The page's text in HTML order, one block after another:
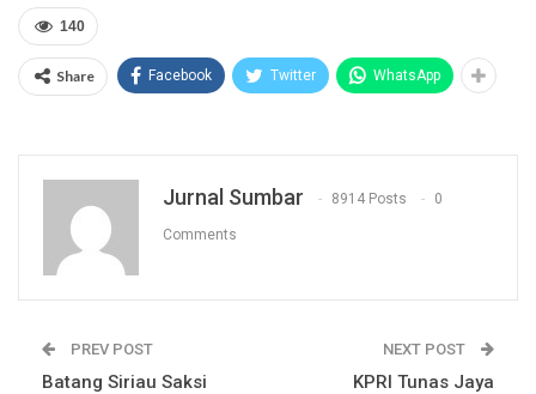
140
Share Facebook Twitter WhatsApp
Jurnal Sumbar 8914 Posts 0
Comments
PREV POST
Batang Siriau Saksi
NEXT POST
KPRI Tunas Jaya